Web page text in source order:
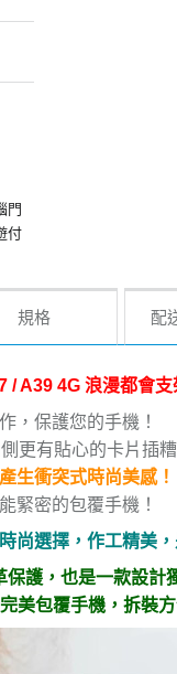
門
付
規格 配
/ A39 4G 浪漫都會支
，保護您的手機！
更有貼心的卡片插
生衝突式時尚美感！
緊密的包覆手機！
尚選擇，作工精美
護，也是一款設計
美包覆手機，拆裝方